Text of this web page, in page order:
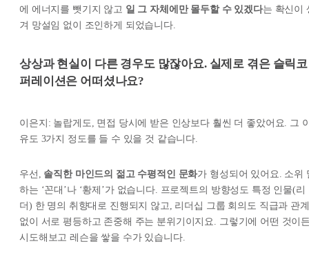
에 에너지를 뺏기지 않고 일 그 자체에만 몰두할 수 있겠다는 확신이
겨 망설임 없이 조인하게 되었습니다.
상상과 현실이 다른 경우도 많잖아요. 실제로 겪은 슬릭코
퍼레이션은 어떠셨나요?
이은지: 놀랍게도, 면접 당시에 받은 인상보다 훨씬 더 좋았어요. 그
유도 3가지 정도를 들 수 있을 것 같습니다.
우선, 솔직한 마인드의 젊고 수평적인 문화가 형성되어 있어요. 소위
하는 ‘꼰대’나 ‘황제’가 없습니다. 프로젝트의 방향성도 특정 인물(리
더) 한 명의 취향대로 진행되지 않고, 리더십 그룹 회의도 직급과 관계
없이 서로 평등하고 존중해 주는 분위기이지요. 그렇기에 어떤 것이
시도해보고 레슨을 쌓을 수가 있습니다.